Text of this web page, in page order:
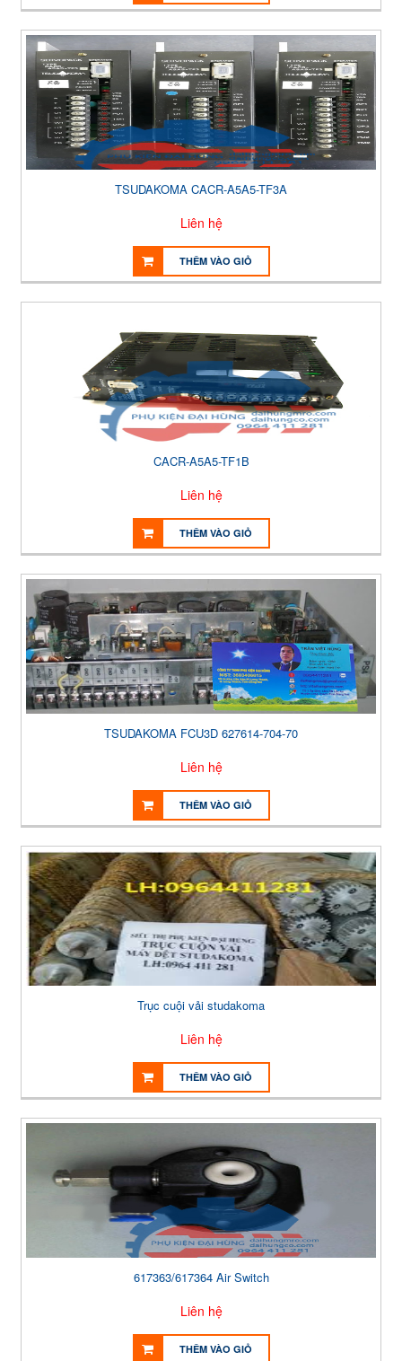
TSUDAKOMA CACR-A5A5-TF3A
Liên hệ
THÊM VÀO GIỎ
CACR-A5A5-TF1B
Liên hệ
THÊM VÀO GIỎ
TSUDAKOMA FCU3D 627614-704-70
Liên hệ
THÊM VÀO GIỎ
Trục cuội vải studakoma
Liên hệ
THÊM VÀO GIỎ
617363/617364 Air Switch
Liên hệ
THÊM VÀO GIỎ